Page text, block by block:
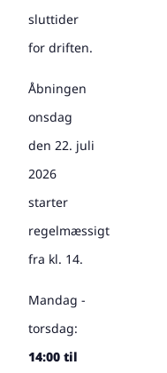
sluttider
for driften.
Åbningen
onsdag
den 22. juli
2026
starter
regelmæssigt
fra kl. 14.
Mandag -
torsdag:
14:00 til